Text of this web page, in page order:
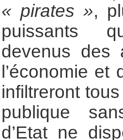
« pirates »,
puissants
devenus des
l’économie
infiltreront
publique
d’Etat ne